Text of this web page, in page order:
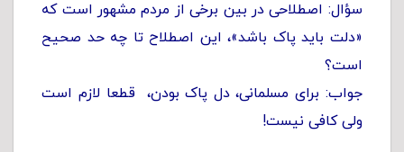
سؤال: اصطلاحی در بین برخی از مردم مشهور است که
«دلت باید پاک باشد»، این اصطلاح تا چه حد صحیح
است؟
جواب: برای مسلمانی، دل پاک بودن، قطعا لازم است
ولی کافی نیست!